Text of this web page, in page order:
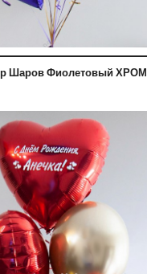
Шаров Фиолетовый ХРОМ